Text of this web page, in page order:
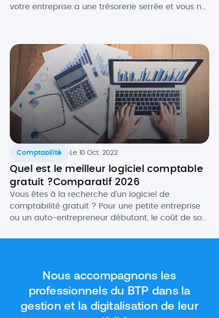
votre entreprise a une trésorerie serrée et vous ne
plutôt facile de trouver un logiciel de facturation
gratuit ET efficace ! Selon vos besoins, il […]
Comptabilité .Le 10 Oct. 2022
Quel est le meilleur logiciel comptable
gratuit ?Comparatif 2026
Vous êtes à la recherche d’un logiciel de
comptabilité gratuit ? Pour une petite entreprise
ou un auto-entrepreneur débutant, le coût de son
Dans cet article, nous vous donnons […]
Nous accompagnons les
professionnels du BTP dans la
gestion et la digitalisation de leur